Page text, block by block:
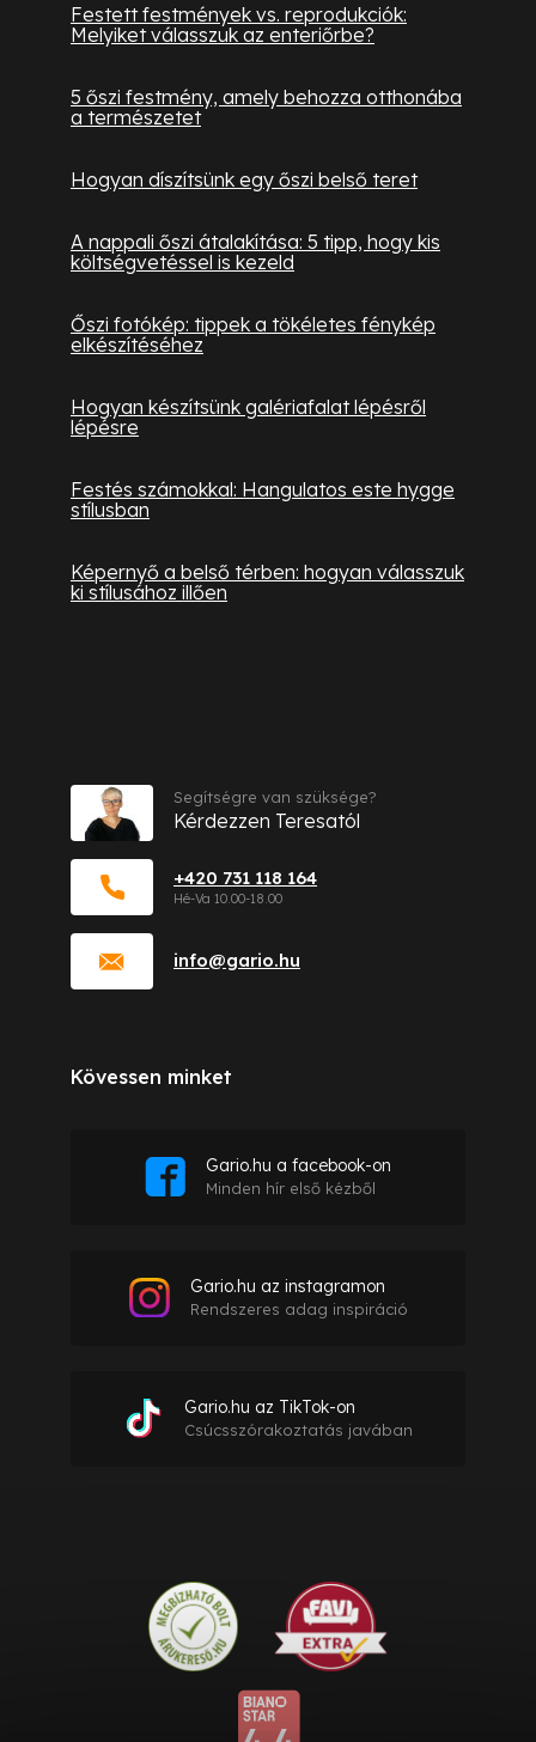
Festett festmények vs. reprodukciók:
Melyiket válasszuk az enteriőrbe?
5 őszi festmény, amely behozza otthonába
a természetet
Hogyan díszítsünk egy őszi belső teret
A nappali őszi átalakítása: 5 tipp, hogy kis
költségvetéssel is kezeld
Őszi fotókép: tippek a tökéletes fénykép
elkészítéséhez
Hogyan készítsünk galériafalat lépésről
lépésre
Festés számokkal: Hangulatos este hygge
stílusban
Képernyő a belső térben: hogyan válasszuk
ki stílusához illően
info@gario.hu
+420 731 118 164
Segítségre van szüksége?
Kérdezzen Teresatól
Kövessen minket
Gario.hu a facebook-on
Minden hír első kézből
Gario.hu az instagramon
Rendszeres adag inspiráció
Gario.hu az TikTok-on
Csúcsszórakoztatás javában